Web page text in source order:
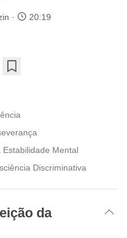
20:19
Mental
Discriminativa
da